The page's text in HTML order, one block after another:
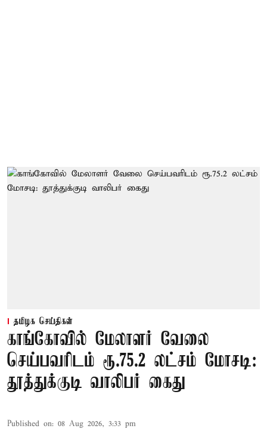
தமிழக செய்திகள்
காங்கோவில் மேலாளர் வேலை
செய்பவரிடம் ரூ.75.2 லட்சம் மோசடி:
தூத்துக்குடி வாலிபர் கைது
Published on: 08 Aug 2026, 3:33 pm